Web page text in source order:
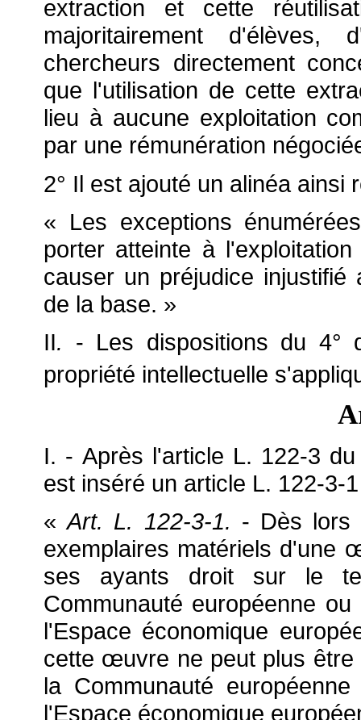
extraction et cette
majoritairement d'élèves,
chercheurs directement
que l'utilisation de cette
lieu à aucune exploitation
par une rémunération
2° Il est ajouté un alinéa ainsi
« Les exceptions
porter atteinte à
causer un préjudice
de la base. »
II. - Les dispositions du 4°
propriété intellectuelle
I. - Après l'article L. 122-3
est inséré un article L. 122-3-
«Art. L. 122-3-1. - Dès lors
exemplaires matériels d'une
ses ayants droit sur le
Communauté européenne
l'Espace économique
cette œuvre ne peut plus être
la Communauté
l'Espace économique